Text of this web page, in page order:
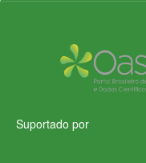
Suportado por